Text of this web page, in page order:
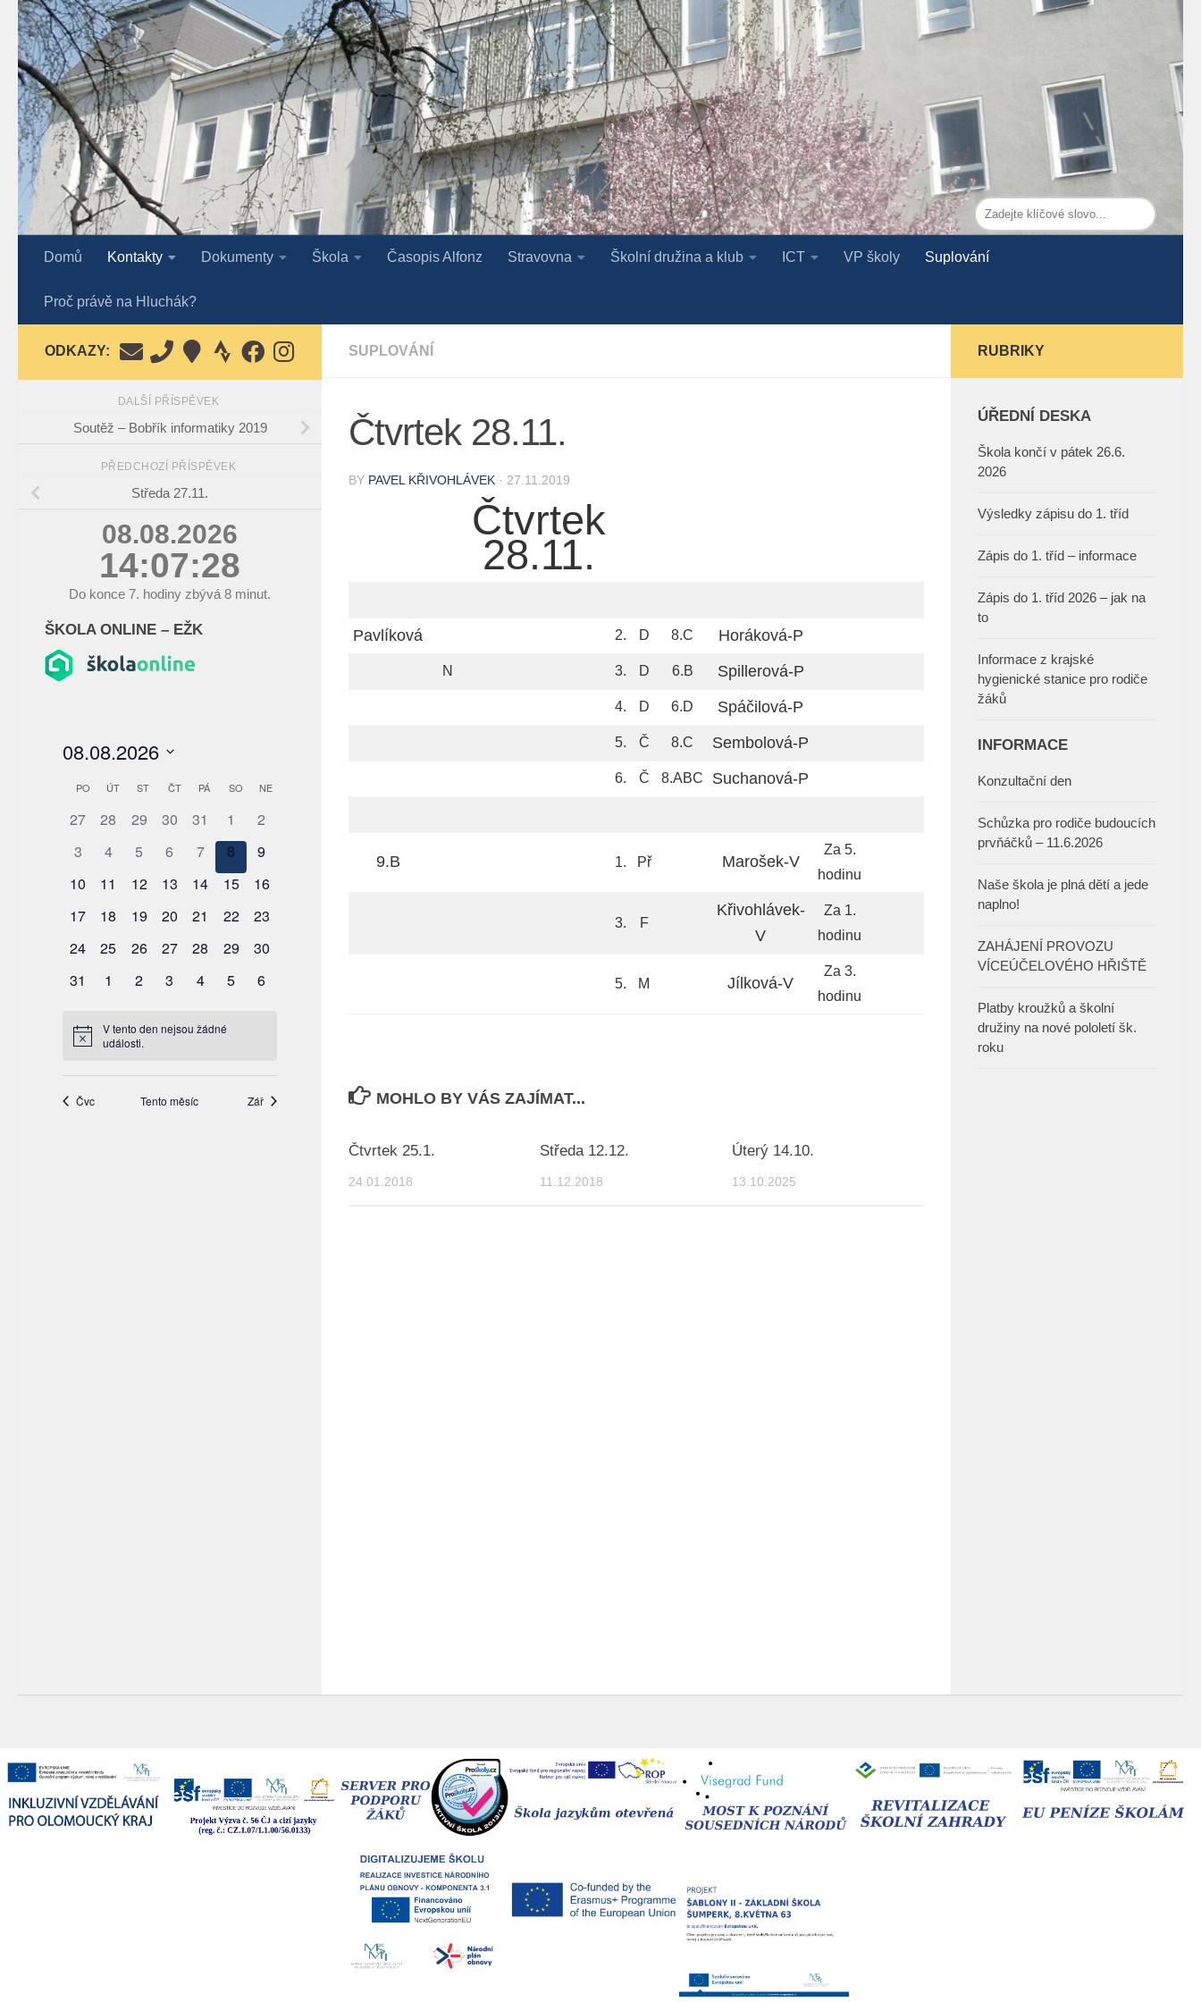
Skip to content
Domů Kontakty Dokumenty Škola Časopis Alfonz Stravovna Školní družina a klub ICT VP školy Suplování
Proč právě na Hluchák?
SUPLOVÁNÍ
Čtvrtek 28.11.
BY PAVEL KŘIVOHLÁVEK · 27.11.2019
Čtvrtek
28.11.
Pavlíková 2. D 8.C Horáková-P
N 3. D 6.B Spillerová-P
4. D 6.D Spáčilová-P
5. Č 8.C Sembolová-P
6. Č 8.ABC Suchanová-P
9.B 1. Př Marošek-V
Za 5.
hodinu
3. F
Křivohlávek-
V
Za 1.
hodinu
5. M Jílková-V
Za 3.
hodinu
MOHLO BY VÁS ZAJÍMAT...
Čtvrtek 25.1.
24.01.2018
Středa 12.12.
11.12.2018
Úterý 14.10.
13.10.2025
ODKAZY:
DALŠÍ PŘÍSPĚVEK
Soutěž – Bobřík informatiky 2019
PŘEDCHOZÍ PŘÍSPĚVEK
Středa 27.11.
08.08.2026
14:07:29
Do konce 7. hodiny zbývá 8 minut.
ŠKOLA ONLINE – EŽK
RUBRIKY
ÚŘEDNÍ DESKA
Škola končí v pátek 26.6.
2026
Výsledky zápisu do 1. tříd
Zápis do 1. tříd – informace
Zápis do 1. tříd 2026 – jak na
to
Informace z krajské
hygienické stanice pro rodiče
žáků
INFORMACE
Konzultační den
Schůzka pro rodiče budoucích
prvňáčků – 11.6.2026
Naše škola je plná dětí a jede
naplno!
ZAHÁJENÍ PROVOZU
VÍCEÚČELOVÉHO HŘIŠTĚ
Platby kroužků a školní
družiny na nové pololetí šk.
roku